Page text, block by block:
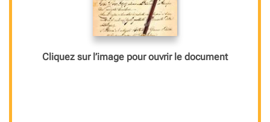
Cliquez sur l’image pour ouvrir le document